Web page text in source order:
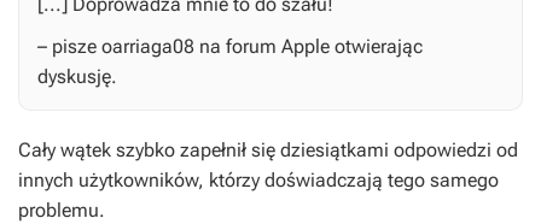
– pisze oarriaga08 na forum Apple otwierając
dyskusję.
Cały wątek szybko zapełnił się dziesiątkami odpowiedzi od
innych użytkowników, którzy doświadczają tego samego
problemu.